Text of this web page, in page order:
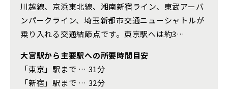
その他鉄道
東京メトロ有楽町線
川越市(3)
川口市(11)
所沢市(1)
上尾市(2)
蕨市(0)
戸田市(0)
朝霞市(1)
志木市(0)
和光市(1)
新座市(2)
桶川市(2)
川越線、京浜東北線、湘南新宿ライン、東武アーバ
ンパークライン、埼玉新都市交通ニューシャトルが
乗り入れる交通結節点です。東京駅へは約3…
大宮駅から主要駅への所要時間目安
「東京」駅まで … 31分
「新宿」駅まで … 32分